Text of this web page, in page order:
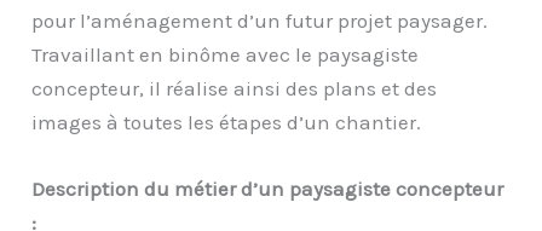
pour l’aménagement d’un futur projet paysager.
Travaillant en binôme avec le paysagiste
concepteur, il réalise ainsi des plans et des
images à toutes les étapes d’un chantier.
Description du métier d’un paysagiste concepteur
: